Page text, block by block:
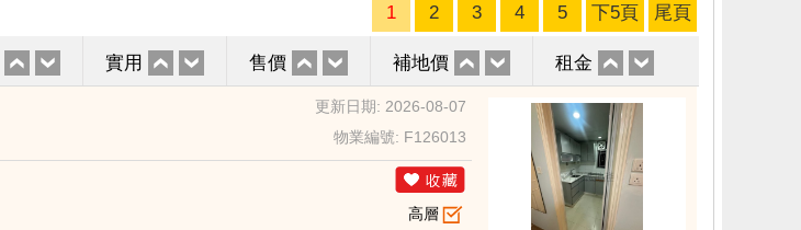
1 2 3 4 5 下5頁 尾頁
實用 售價 補地價 租金
更新日期: 2026-08-07
物業編號: F126013
高層